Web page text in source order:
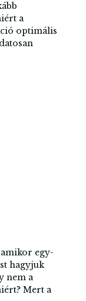
a
optimális
egy-
hagyjuk
nem a
Mert a